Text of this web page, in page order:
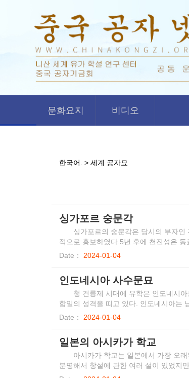
문화요지 비디오
한국어. > 세계 공자묘
싱가포르 숭문각
싱가포르의 숭문각은 당시의 부자
적으로 홍보하였다.5년 후에 천진성은
Date：
2024-01-04
인도네시아 사수문묘
청 건륭제 시대에 유학은 인도네시
합일의 성격을 띠고 있다. 인도네시아는
할 수 있다. 자바 섬에는 절이 3개 있는데
Date： 2024-01-04
일본의 아시카가 학교
아시카가 학교는 일본에서 가장 오
분명해서 창설에 관한 여러 설이 있었지
발전시키는 말이 가장 신빙성이 있다.